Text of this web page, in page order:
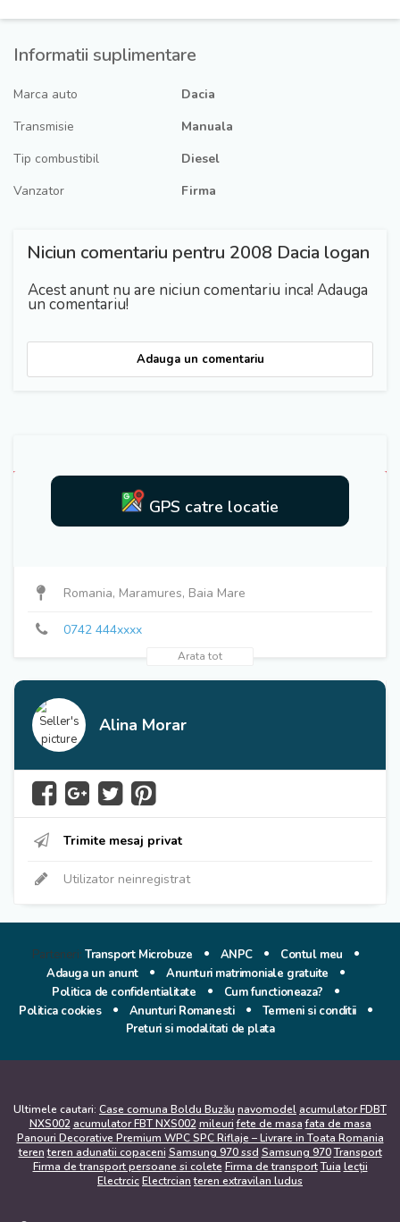
Informatii suplimentare
Marca auto
Dacia
Transmisie
Manuala
Tip combustibil
Diesel
Vanzator
Firma
Niciun comentariu pentru 2008 Dacia logan
Acest anunt nu are niciun comentariu inca! Adauga
un comentariu!
Adauga un comentariu
GPS catre locatie
Romania, Maramures, Baia Mare
0742 444xxxx
Arata tot
Alina Morar
Trimite mesaj privat
Utilizator neinregistrat
Parteneri:Transport Microbuze ANPC
Contul meu
Adauga un anunt
Anunturi matrimoniale gratuite
Politica de confidentialitate
Cum functioneaza?
Politica cookies
Anunturi Romanesti
Termeni si conditii
Preturi si modalitati de plata
Ultimele cautari: Case comuna Boldu Buzău navomodelacumulator FDBT
NXS002 acumulator FBT NXS002 mileuri fete de masa fata de masa
Panouri Decorative Premium WPC SPC Riflaje – Livrare in Toata Romania
teren teren adunatii copaceni Samsung 970 ssd Samsung 970Transport
Firma de transport persoane si colete Firma de transportTuia lecții
ElectrcicElectrcian teren extravilan ludus